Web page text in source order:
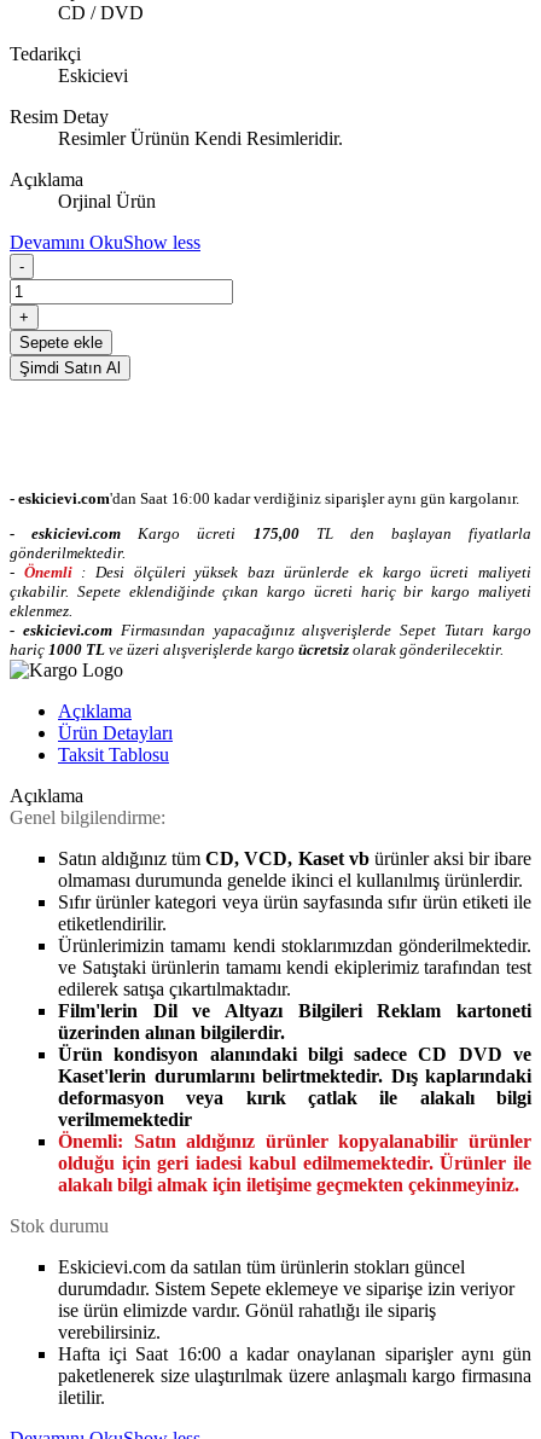
CD / DVD
Tedarikçi
Eskicievi
Resim Detay
Resimler Ürünün Kendi Resimleridir.
Açıklama
Orjinal Ürün
Devamını OkuShow less
-
+
Sepete ekle
Şimdi Satın Al
- eskicievi.com'dan Saat 16:00 kadar verdiğiniz siparişler aynı gün kargolanır.
-eskicievi.com Kargo ücreti 175,00 TLden başlayan fiyatlarla
gönderilmektedir.
- Önemli
: Desi ölçüleri yüksek bazı ürünlerde ek kargo ücreti maliyeti
çıkabilir. Sepete eklendiğinde çıkan kargo ücreti hariç bir kargo maliyeti
eklenmez.
- eskicievi.comFirmasından yapacağınız alışverişlerde Sepet Tutarı kargo
hariç 1000 TL ve üzeri alışverişlerde kargo ücretsiz olarak gönderilecektir.
Açıklama
Ürün Detayları
Taksit Tablosu
Açıklama
Genel bilgilendirme:
Satın aldığınız tümCD, VCD, Kaset vbürünler aksi bir ibare
olmaması durumunda genelde ikinci el kullanılmış ürünlerdir.
Sıfır ürünler kategori veya ürün sayfasında sıfır ürün etiketi ile
etiketlendirilir.
Ürünlerimizin tamamı kendi stoklarımızdan gönderilmektedir.
ve Satıştaki ürünlerin tamamı kendi ekiplerimiz tarafından test
edilerek satışa çıkartılmaktadır.
Film'lerin Dil ve Altyazı Bilgileri Reklam kartoneti
üzerinden alınan bilgilerdir.
Ürün kondisyon alanındaki bilgi sadece CD DVD ve
Kaset'lerin durumlarını belirtmektedir. Dış kaplarındaki
deformasyon veya kırık çatlak ile alakalı bilgi
verilmemektedir
Önemli: Satın aldığınız ürünler kopyalanabilir ürünler
olduğu için geri iadesi kabul edilmemektedir. Ürünler ile
alakalı bilgi almak için iletişime geçmekten çekinmeyiniz.
Stok durumu
Eskicievi.com da satılan tüm ürünlerin stokları güncel
durumdadır. Sistem Sepete eklemeye ve siparişe izin veriyor
ise ürün elimizde vardır. Gönül rahatlığı ile sipariş
verebilirsiniz.
Hafta içi Saat 16:00 a kadar onaylanan siparişler aynı gün
paketlenerek size ulaştırılmak üzere anlaşmalı kargo firmasına
iletilir.